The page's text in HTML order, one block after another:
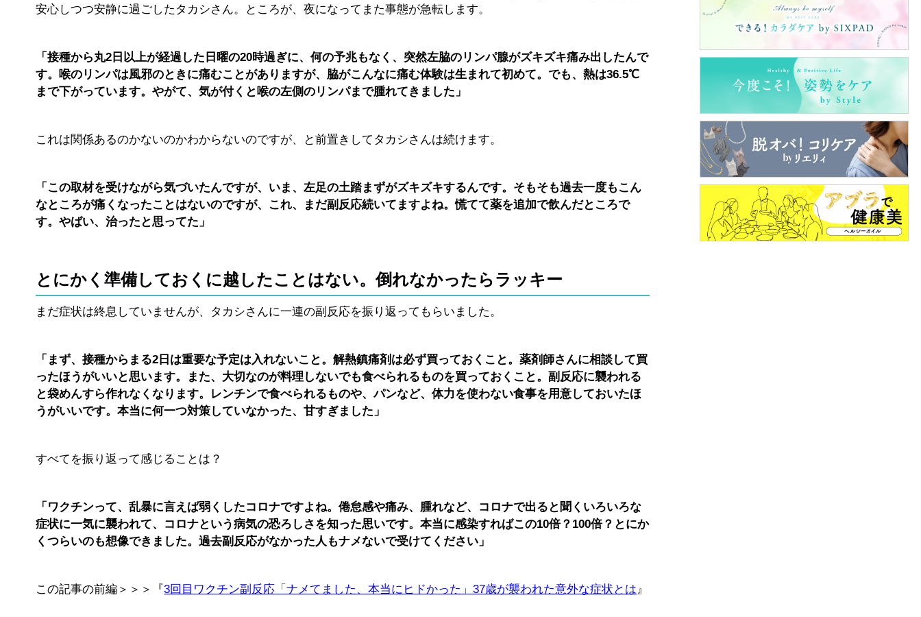
安心しつつ安静に過ごしたタカシさん。ところが、夜になってまた事態が急転します。
「接種から丸2日以上が経過した日曜の20時過ぎに、何の予兆もなく、突然左脇のリンパ腺がズキズキ痛み出したんで
す。喉のリンパは風邪のときに痛むことがありますが、脇がこんなに痛む体験は生まれて初めて。でも、熱は36.5℃
まで下がっています。やがて、気が付くと喉の左側のリンパまで腫れてきました」
これは関係あるのかないのかわからないのですが、と前置きしてタカシさんは続けます。
「この取材を受けながら気づいたんですが、いま、左足の土踏まずがズキズキするんです。そもそも過去一度もこん
なところが痛くなったことはないのですが、これ、まだ副反応続いてますよね。慌てて薬を追加で飲んだところで
す。やばい、治ったと思ってた」
とにかく準備しておくに越したことはない。倒れなかったらラッキー
まだ症状は終息していませんが、タカシさんに一連の副反応を振り返ってもらいました。
「まず、接種からまる2日は重要な予定は入れないこと。解熱鎮痛剤は必ず買っておくこと。薬剤師さんに相談して買
ったほうがいいと思います。また、大切なのが料理しないでも食べられるものを買っておくこと。副反応に襲われる
と袋めんすら作れなくなります。レンチンで食べられるものや、パンなど、体力を使わない食事を用意しておいたほ
うがいいです。本当に何一つ対策していなかった、甘すぎました」
すべてを振り返って感じることは？
「ワクチンって、乱暴に言えば弱くしたコロナですよね。倦怠感や痛み、腫れなど、コロナで出ると聞くいろいろな
症状に一気に襲われて、コロナという病気の恐ろしさを知った思いです。本当に感染すればこの10倍？100倍？とにか
くつらいのも想像できました。過去副反応がなかった人もナメないで受けてください」
この記事の前編＞＞＞『3回目ワクチン副反応「ナメてました、本当にヒドかった」37歳が襲われた意外な症状とは』